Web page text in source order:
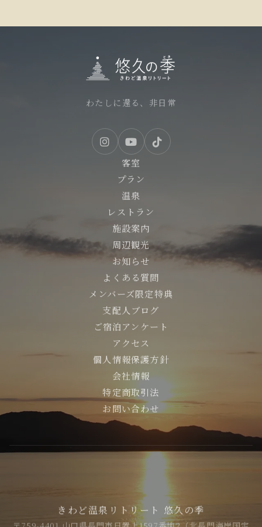
わたしに還る、非日常
客室
プラン
温泉
レストラン
施設案内
周辺観光
お知らせ
よくある質問
メンバーズ限定特典
支配人ブログ
ご宿泊アンケート
アクセス
個人情報保護方針
会社情報
特定商取引法
お問い合わせ
きわど温泉リトリート 悠久の季